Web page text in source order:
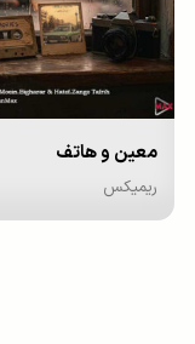
معین و هاتف
ریمیکس